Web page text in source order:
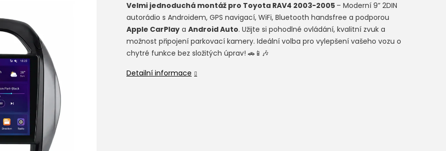
Velmi jednoduchá montáž pro Toyota RAV4 2003-2005 – Moderní 9” 2DIN
autorádio s Androidem, GPS navigací, WiFi, Bluetooth handsfree a podporou
Apple CarPlay a Android Auto. Užijte si pohodlné ovládání, kvalitní zvuk a
možnost připojení parkovací kamery. Ideální volba pro vylepšení vašeho vozu o
chytré funkce bez složitých úprav! 🚗📱🎶
Detailní informace